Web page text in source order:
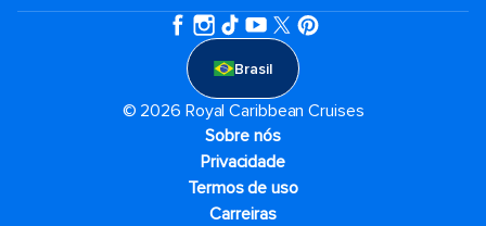
Brasil
© 2026 Royal Caribbean Cruises
Sobre nós
Privacidade
Termos de uso
Carreiras